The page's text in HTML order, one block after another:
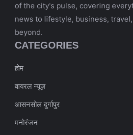
of the city's pulse, covering
news to lifestyle, business,
beyond.
CATEGORIES
होम
वायरल न्यूज़
आसनसोल दुर्गापुर
मनोरंजन